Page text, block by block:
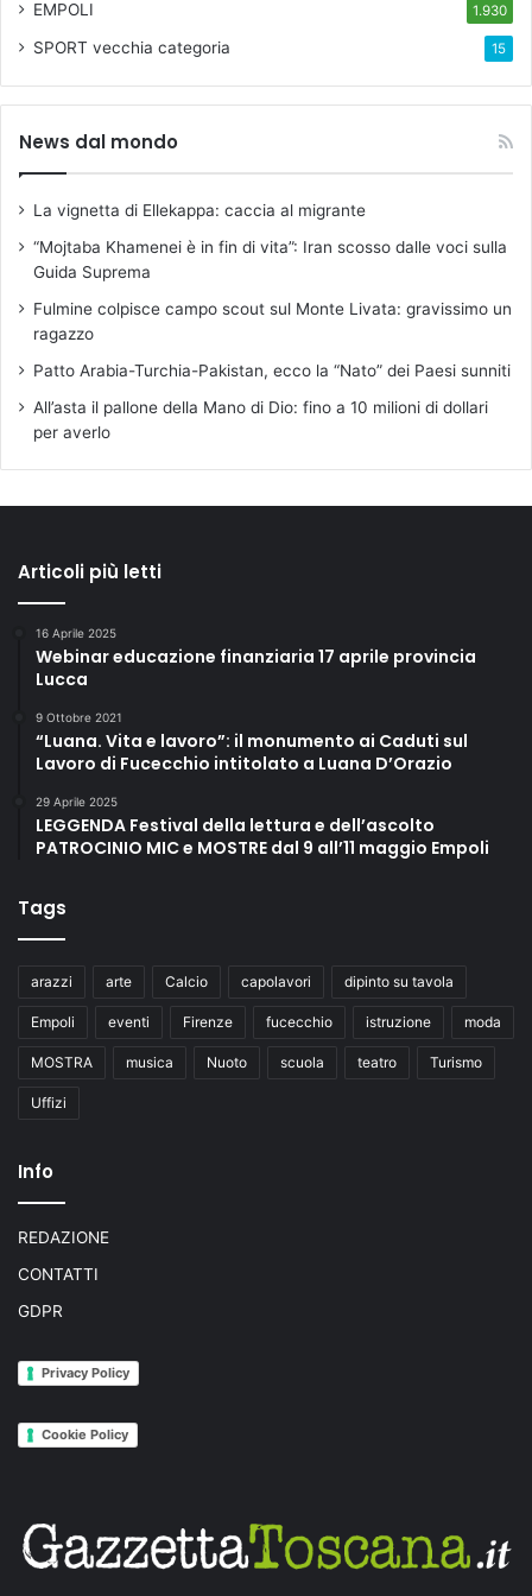
t
o
a
t
i
e
e
l
i
d
i
n
z
EMPOLI 1.930
SPORT vecchia categoria 15
News dal mondo
La vignetta di Ellekappa: caccia al migrante
“Mojtaba Khamenei è in fin di vita”: Iran scosso dalle voci sulla
Guida Suprema
Fulmine colpisce campo scout sul Monte Livata: gravissimo un
ragazzo
Patto Arabia-Turchia-Pakistan, ecco la “Nato” dei Paesi sunniti
All’asta il pallone della Mano di Dio: fino a 10 milioni di dollari
per averlo
Articoli più letti
16 Aprile 2025
Webinar educazione finanziaria 17 aprile provincia
Lucca
9 Ottobre 2021
“Luana. Vita e lavoro”: il monumento ai Caduti sul
Lavoro di Fucecchio intitolato a Luana D’Orazio
29 Aprile 2025
LEGGENDA Festival della lettura e dell’ascolto
PATROCINIO MIC e MOSTRE dal 9 all’11 maggio Empoli
Tags
arazzi arte Calcio capolavori dipinto su tavola
Empoli eventi Firenze fucecchio istruzione moda
MOSTRA musica Nuoto scuola teatro Turismo
Uffizi
Info
REDAZIONE
CONTATTI
GDPR
Privacy Policy
Cookie Policy